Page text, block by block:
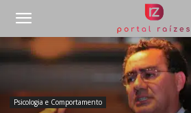
Psicologia e Comportamento